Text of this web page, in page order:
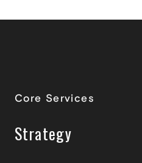
Core Services
Strategy